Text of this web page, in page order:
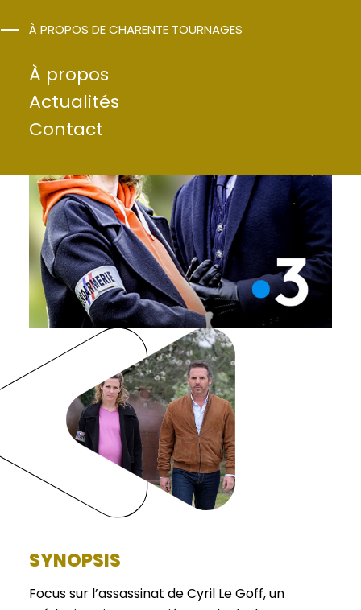
À PROPOS DE CHARENTE TOURNAGES
À propos
Actualités
Contact
SYNOPSIS
Focus sur l’assassinat de Cyril Le Goff, un